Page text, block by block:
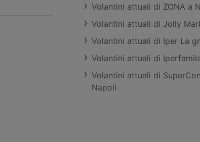
Volantini attuali di ZONA a
Volantini attuali di Jolly
Volantini attuali di Iper La
Volantini attuali di
Volantini attuali di
Napoli